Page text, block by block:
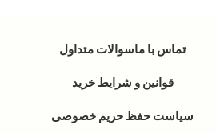
تماس با ماسوالات متداول
قوانین و شرایط خرید
سیاست حفظ حریم خصوصی